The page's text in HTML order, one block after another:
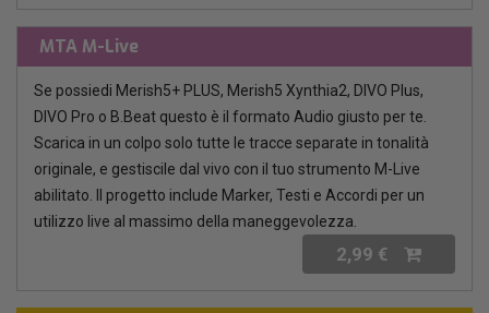
MTA M-Live
Se possiedi Merish5+ PLUS, Merish5 Xynthia2, DIVO Plus,
DIVO Pro o B.Beat questo è il formato Audio giusto per te.
Scarica in un colpo solo tutte le tracce separate in tonalità
originale, e gestiscile dal vivo con il tuo strumento M-Live
abilitato. Il progetto include Marker, Testi e Accordi per un
utilizzo live al massimo della maneggevolezza.
2,99 €